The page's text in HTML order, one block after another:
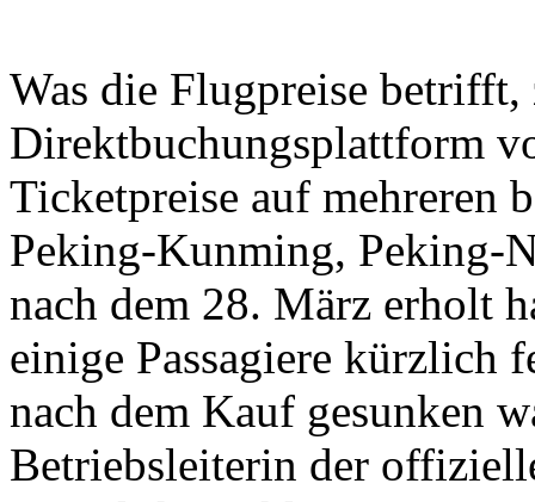
Was die Flugpreise
Direktbuchungsplattform
Ticketpreise auf mehreren
Peking-Kunming, Peking-
nach dem 28. März erholt
einige Passagiere kürzlich
nach dem Kauf gesunken
Betriebsleiterin der